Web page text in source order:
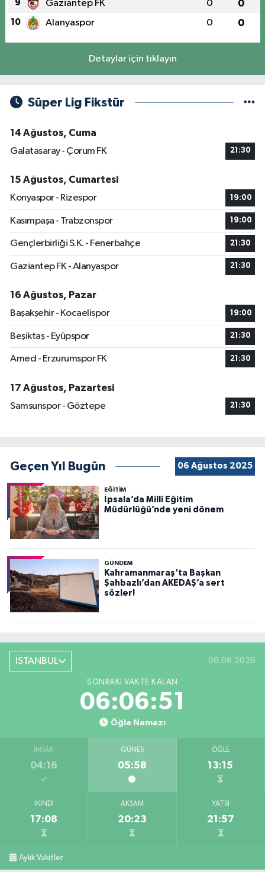
9 Gaziantep FK 0 0
10 Alanyaspor 0 0
Detaylar için tıklayın
Süper Lig Fikstür
14 Ağustos, Cuma
Galatasaray - Çorum FK
21:30
15 Ağustos, Cumartesi
Konyaspor - Rizespor
19:00
Kasımpaşa - Trabzonspor 19:00
Gençlerbirliği S.K. - Fenerbahçe 21:30
Gaziantep FK - Alanyaspor 21:30
16 Ağustos, Pazar
Başakşehir - Kocaelispor
19:00
Beşiktaş - Eyüpspor 21:30
Amed - Erzurumspor FK 21:30
17 Ağustos, Pazartesi
Samsunspor - Göztepe
21:30
Geçen Yıl Bugün 06 Ağustos 2025
EĞİTİM
İpsala’da Milli Eğitim
Müdürlüğü’nde yeni dönem
GÜNDEM
Kahramanmaraş'ta Başkan
Şahbazlı’dan AKEDAŞ’a sert
sözler!
İSTANBUL 06.08.2026
SONRAKI VAKTE KALAN
06:06:49
Öğle Namazı
İMSAK
04:16
GÜNEŞ
05:58
ÖĞLE
13:15
İKINDI
17:08
AKŞAM
20:23
YATSI
21:57
Aylık Vakitler